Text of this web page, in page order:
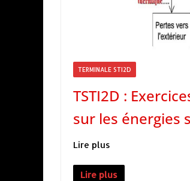
TERMINALE STI2D
TSTI2D :
sur les énergies
Lire plus
Lire plus